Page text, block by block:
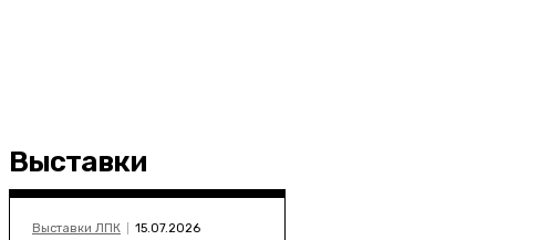
Выставки
Выставки ЛПК 15.07.2026